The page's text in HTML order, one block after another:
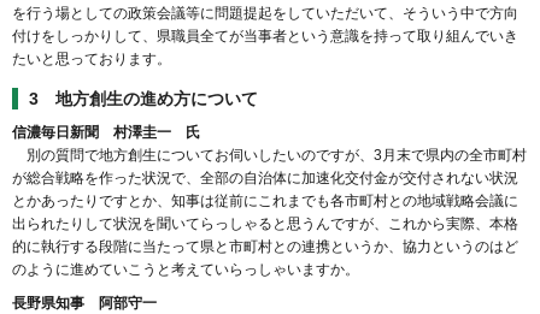
を行う場としての政策会議等に問題提起をしていただいて、そういう中で方向
付けをしっかりして、県職員全てが当事者という意識を持って取り組んでいき
たいと思っております。
3 地方創生の進め方について
信濃毎日新聞 村澤圭一 氏
別の質問で地方創生についてお伺いしたいのですが、3月末で県内の全市町村
が総合戦略を作った状況で、全部の自治体に加速化交付金が交付されない状況
とかあったりですとか、知事は従前にこれまでも各市町村との地域戦略会議に
出られたりして状況を聞いてらっしゃると思うんですが、これから実際、本格
的に執行する段階に当たって県と市町村との連携というか、協力というのはど
のように進めていこうと考えていらっしゃいますか。
長野県知事 阿部守一